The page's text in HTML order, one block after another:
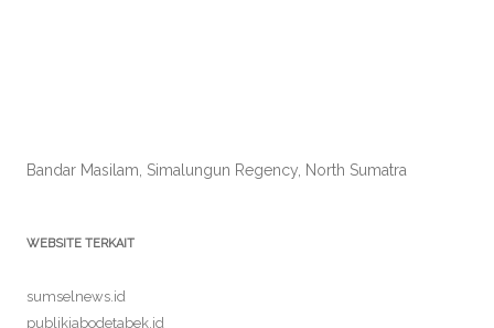
Bandar Masilam, Simalungun Regency, North Sumatra
WEBSITE TERKAIT
sumselnews.id
publikjabodetabek.id